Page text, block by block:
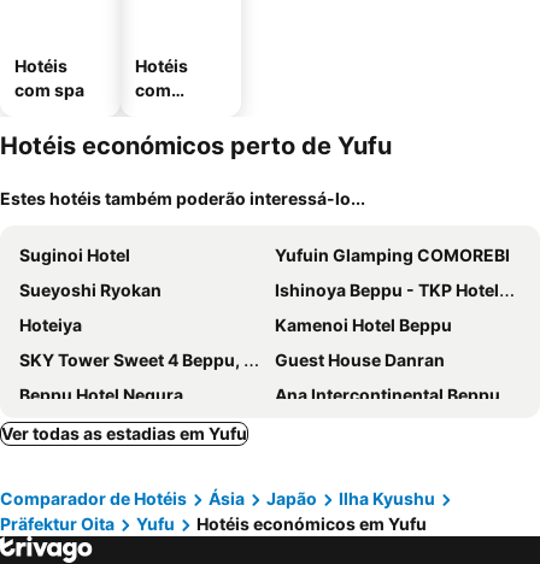
Hotéis
com spa
Hotéis
com
mento
Hotéis económicos perto de Yufu
Estes hotéis também poderão interessá-lo...
Suginoi Hotel
Yufuin Glamping COMOREBI
Sueyoshi Ryokan
Ishinoya Beppu - TKP Hotels & Resorts
Hoteiya
Kamenoi Hotel Beppu
SKY Tower Sweet 4 Beppu, Resort Love Hotel
Guest House Danran
Beppu Hotel Negura
Ana Intercontinental Beppu Resort & Spa By Ihg
Ver todas as estadias em Yufu
Comparador de Hotéis Ásia Japão
Ilha Kyushu
Präfektur Oita
Yufu Hotéis económicos em Yufu